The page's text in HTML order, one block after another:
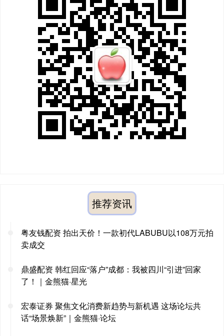
推荐资讯
粤友钱配资 拍出天价！一款初代LABUBU以108万元拍
卖成交
鼎盛配资 韩红回应“落户”成都：我被四川“引进”回家
了！｜金熊猫·星光
宏泰证券 聚焦文化消费新趋势与新机遇 这场论坛共
话“场景焕新”｜金熊猫·论坛